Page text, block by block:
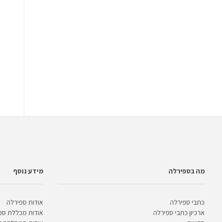
מידע נוסף
אודות ספירלה
אודות מכללת
מה בספירלה
כתבי ספירלה
ארכיון כתבי ספירלה